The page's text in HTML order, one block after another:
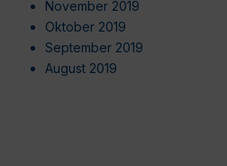
November 2019
Oktober 2019
September 2019
August 2019